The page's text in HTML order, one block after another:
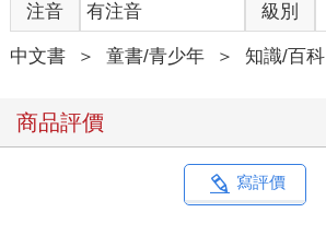
注音 有注音 級別
中文書 ＞ 童書/青少年 ＞ 知識/百科
商品評價
寫評價